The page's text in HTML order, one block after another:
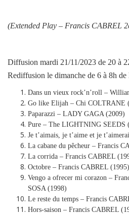
(Extended Play – Francis CABREL
Diffusion mardi 21/11/2023 de 20 à
Rediffusion le dimanche de 6 à 8h de
Dans un vieux rock’n’roll –
Go like Elijah – Chi COLTRANE
Paparazzi – LADY GAGA (2009)
Pure – The LIGHTNING SEEDS
Je t’aimais, je t’aime et je
La cabane du pêcheur – Francis
La corrida – Francis CABREL
Octobre – Francis CABREL (1995)
Vengo a ofrecer mi corazon –
SOSA (1998)
Le reste du temps – Francis
Hors-saison – Francis CABREL